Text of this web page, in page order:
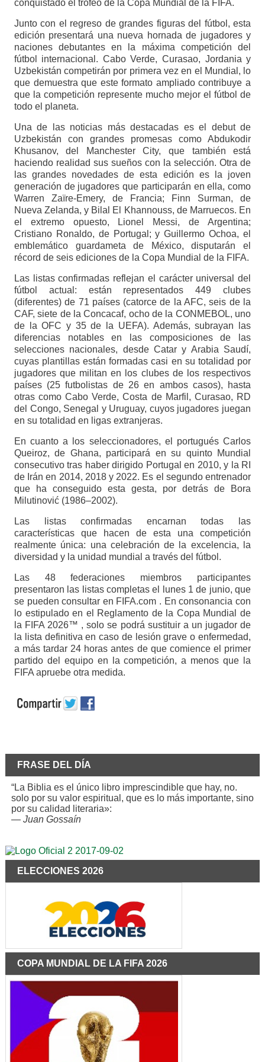
conquistado el trofeo de la Copa Mundial de la FIFA.
Junto con el regreso de grandes figuras del fútbol, ​​esta
edición presentará una nueva hornada de jugadores y
naciones debutantes en la máxima competición del
fútbol internacional. Cabo Verde, Curasao, Jordania y
Uzbekistán competirán por primera vez en el Mundial, lo
que demuestra que este formato ampliado contribuye a
que la competición represente mucho mejor el fútbol de
todo el planeta.
Una de las noticias más destacadas es el debut de
Uzbekistán con grandes promesas como Abdukodir
Khusanov, del Manchester City, que también está
haciendo realidad sus sueños con la selección. Otra de
las grandes novedades de esta edición es la joven
generación de jugadores que participarán en ella, como
Warren Zaïre-Emery, de Francia; Finn Surman, de
Nueva Zelanda, y Bilal El Khannouss, de Marruecos. En
el extremo opuesto, Lionel Messi, de Argentina;
Cristiano Ronaldo, de Portugal; y Guillermo Ochoa, el
emblemático guardameta de México, disputarán el
récord de seis ediciones de la Copa Mundial de la FIFA.
Las listas confirmadas reflejan el carácter universal del
fútbol actual: están representados 449 clubes
(diferentes) de 71 países (catorce de la AFC, seis de la
CAF, siete de la Concacaf, ocho de la CONMEBOL, uno
de la OFC y 35 de la UEFA). Además, subrayan las
diferencias notables en las composiciones de las
selecciones nacionales, desde Catar y Arabia Saudí,
cuyas plantillas están formadas casi en su totalidad por
jugadores que militan en los clubes de los respectivos
países (25 futbolistas de 26 en ambos casos), hasta
otras como Cabo Verde, Costa de Marfil, Curasao, RD
del Congo, Senegal y Uruguay, cuyos jugadores juegan
en su totalidad en ligas extranjeras.
En cuanto a los seleccionadores, el portugués Carlos
Queiroz, de Ghana, participará en su quinto Mundial
consecutivo tras haber dirigido Portugal en 2010, y la RI
de Irán en 2014, 2018 y 2022. Es el segundo entrenador
que ha conseguido esta gesta, por detrás de Bora
Milutinović (1986–2002).
Las listas confirmadas encarnan todas las
características que hacen de esta una competición
realmente única: una celebración de la excelencia, la
diversidad y la unidad mundial a través del fútbol.
Las 48 federaciones miembros participantes
presentaron las listas completas el lunes 1 de junio, que
se pueden consultar en FIFA.com . En consonancia con
lo estipulado en el Reglamento de la Copa Mundial de
la FIFA 2026™ , solo se podrá sustituir a un jugador de
la lista definitiva en caso de lesión grave o enfermedad,
a más tardar 24 horas antes de que comience el primer
partido del equipo en la competición, a menos que la
FIFA apruebe otra medida.
FRASE DEL DÍA
“La Biblia es el único libro imprescindible que hay, no.
solo por su valor espiritual, que es lo más importante, sino
por su calidad literaria»:
— Juan Gossaín
ELECCIONES 2026
COPA MUNDIAL DE LA FIFA 2026